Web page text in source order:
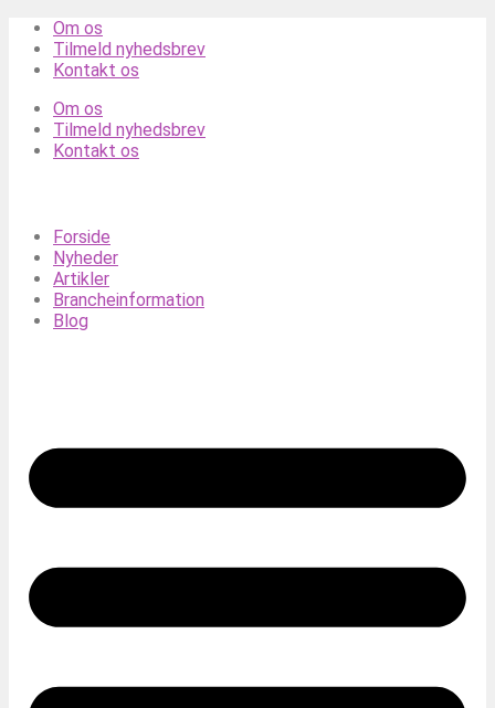
Videre
indhold
Om os
Tilmeld nyhedsbrev
Kontakt os
Om os
Tilmeld nyhedsbrev
Kontakt os
Forside
Nyheder
Artikler
Brancheinformation
Blog